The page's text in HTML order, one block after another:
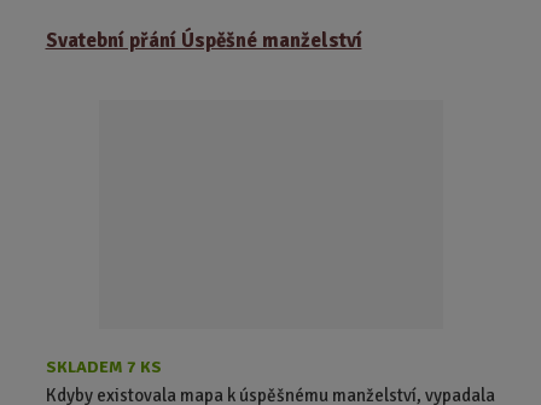
Svatební přání Úspěšné manželství
SKLADEM 7 KS
Kdyby existovala mapa k úspěšnému manželství, vypadala